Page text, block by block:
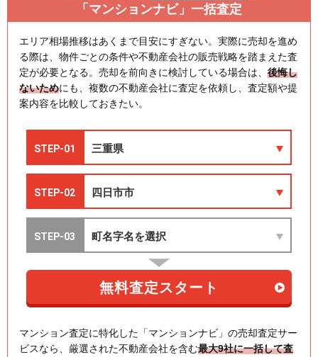
「マンションナビ」一括査定
エリア相場推移はあくまで目安にすぎない。実際に売却を進め
る際は、物件ごとの条件や不動産会社の販売戦略を踏まえた査
定が必要となる。売却を前向きに検討している場合は、 後悔し
ないためにも、複数の不動産会社に査定を依頼し、査定額や提
案内容を比較しておきたい。
マンション査定に特化した「マンションナビ」の売却査定サー
ビスなら、厳選された不動産会社を含む最大9社に一括して査